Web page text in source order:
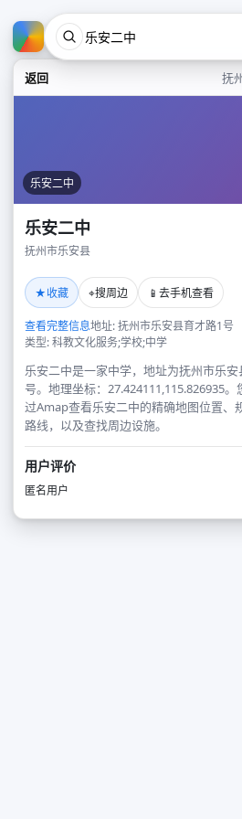
返回 抚
乐安二中
乐安二中
抚州市乐安县
★收藏 ⌖搜周边 📱 去手机查看
查看完整信息地址: 抚州市乐安县育才路1号
类型: 科教文化服务;学校;中学
乐安二中是一家中学，地址为抚州市乐安
号。地理坐标：27.424111,115.826935。
过Amap查看乐安二中的精确地图位置、
路线，以及查找周边设施。
用户评价
匿名用户